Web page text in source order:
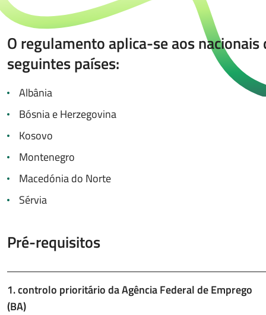
O regulamento aplica-se aos nacionais
seguintes países:
Albânia
Bósnia e Herzegovina
Kosovo
Montenegro
Macedónia do Norte
Sérvia
Pré-requisitos
1. controlo prioritário da Agência Federal de Emprego
(BA)